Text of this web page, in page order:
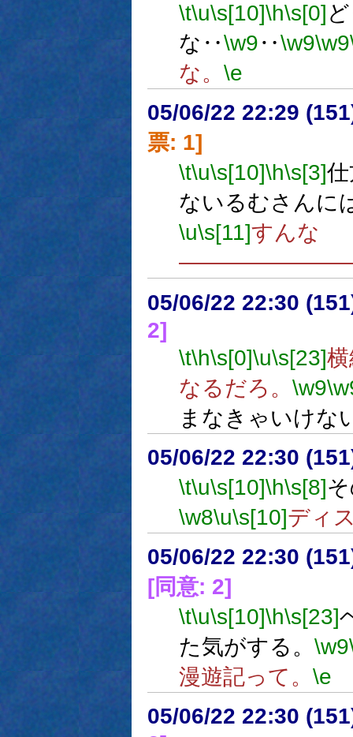
\t\u\s[10]\h\s[0]
な‥\w9‥\w9\w9
な。 \e
05/06/22 22:29
票: 1]
\t\u\s[10]\h\s[3]
ないるむさんに
\u\s[11]すんな
05/06/22 22:30
2]
\t\h\s[0]\u\s[23]
なるだろ。 \w9
まなきゃいけな
05/06/22 22:30
\t\u\s[10]\h\s[8]
\w8\u\s[10]ディ
05/06/22 22:30
[同意: 2]
\t\u\s[10]\h\s[23]
た気がする。 \w9
漫遊記って。 \e
05/06/22 22:30